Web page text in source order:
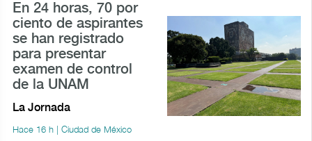
En 24 horas, 70 por
ciento de aspirantes
se han registrado
para presentar
examen de control
de la UNAM
La Jornada
Hace 16 h | Ciudad de México